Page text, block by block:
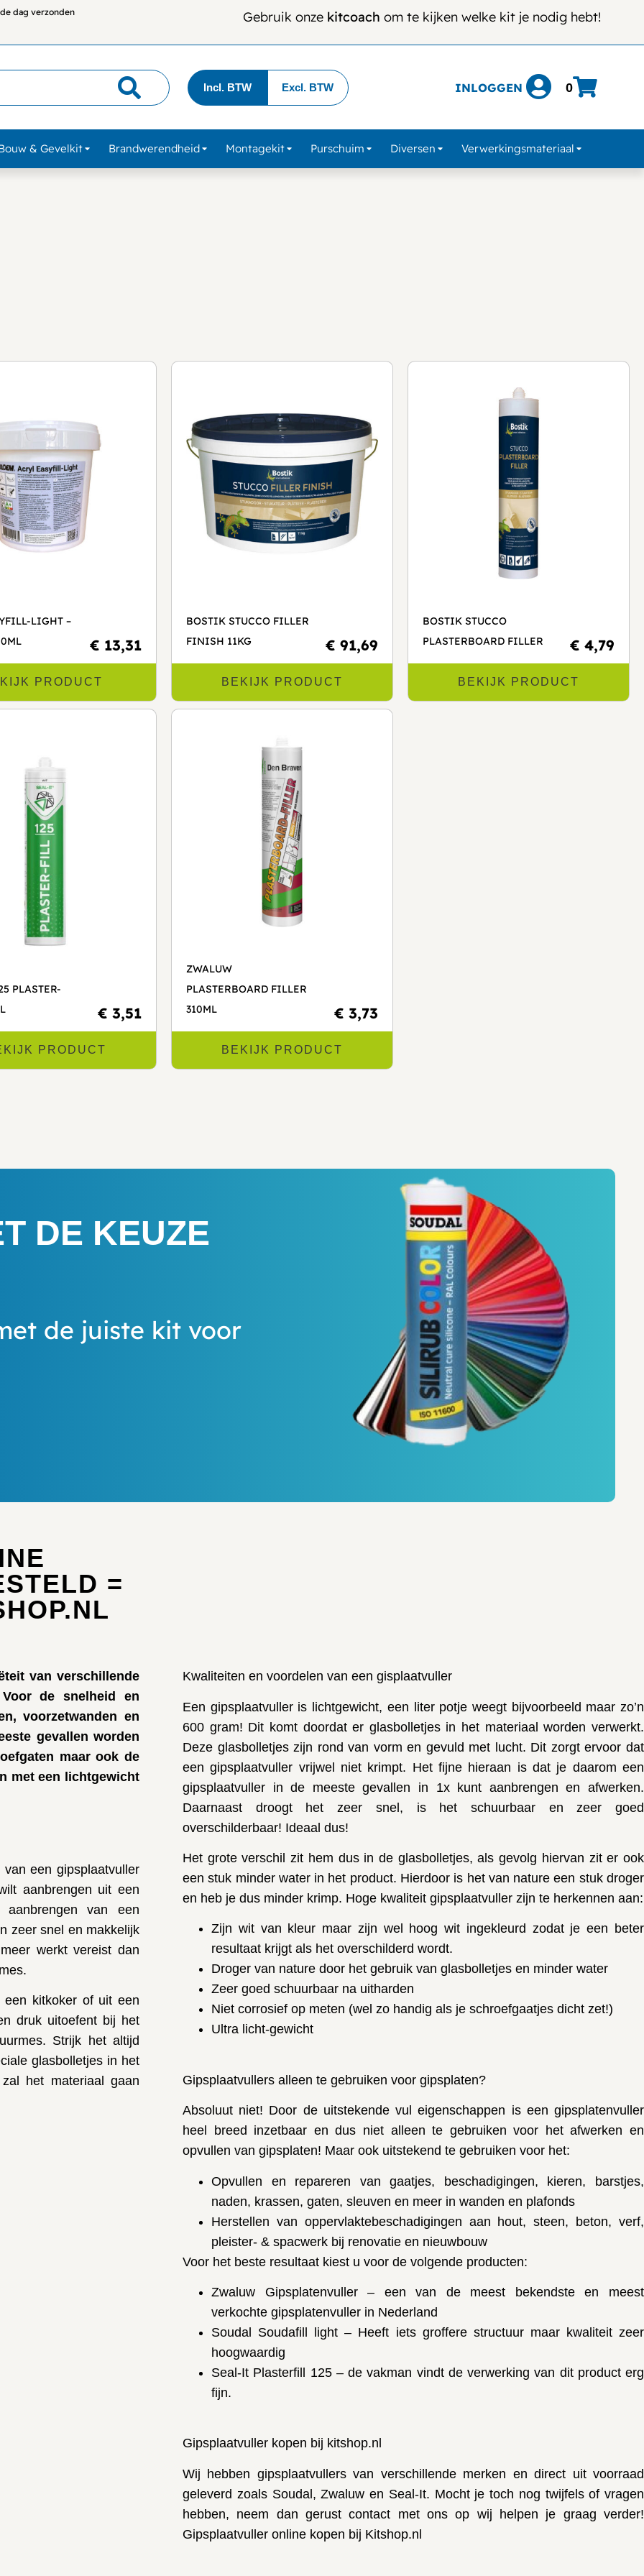
dag verzonden Gebruik onze kitcoach om te kijken welke kit je nodig hebt!
Incl. BTW Excl. BTW INLOGGEN 0
& Gevelkit Brandwerendheid Montagekit Purschuim Diversen Verwerkingsmateriaal
LIGHT –
€ 13,31
PRODUCT
BOSTIK STUCCO FILLER
FINISH 11KG
€ 91,69
BEKIJK PRODUCT
BOSTIK STUCCO
PLASTERBOARD FILLER
€ 4,79
BEKIJK PRODUCT
PLASTER-
€ 3,51
PRODUCT
ZWALUW
PLASTERBOARD FILLER
310ML
€ 3,73
BEKIJK PRODUCT
DE KEUZE
de juiste kit voor
=
van verschillende
de snelheid en
voorzetwanden en
gevallen worden
maar ook de
met een lichtgewicht
een gipsplaatvuller
aanbrengen uit een
van een
zeer snel en makkelijk
werkt vereist dan
een kitkoker of uit een
druk uitoefent bij het
Strijk het altijd
glasbolletjes in het
het materiaal gaan
Kwaliteiten en voordelen van een gisplaatvuller
Een gipsplaatvuller is lichtgewicht, een liter potje weegt bijvoorbeeld maar zo’n
600 gram! Dit komt doordat er glasbolletjes in het materiaal worden verwerkt.
Deze glasbolletjes zijn rond van vorm en gevuld met lucht. Dit zorgt ervoor dat
een gipsplaatvuller vrijwel niet krimpt. Het fijne hieraan is dat je daarom een
gipsplaatvuller in de meeste gevallen in 1x kunt aanbrengen en afwerken.
Daarnaast droogt het zeer snel, is het schuurbaar en zeer goed
overschilderbaar! Ideaal dus!
Het grote verschil zit hem dus in de glasbolletjes, als gevolg hiervan zit er ook
een stuk minder water in het product. Hierdoor is het van nature een stuk droger
en heb je dus minder krimp. Hoge kwaliteit gipsplaatvuller zijn te herkennen aan:
Zijn wit van kleur maar zijn wel hoog wit ingekleurd zodat je een beter
resultaat krijgt als het overschilderd wordt.
Droger van nature door het gebruik van glasbolletjes en minder water
Zeer goed schuurbaar na uitharden
Niet corrosief op meten (wel zo handig als je schroefgaatjes dicht zet!)
Ultra licht-gewicht
Gipsplaatvullers alleen te gebruiken voor gipsplaten?
Absoluut niet! Door de uitstekende vul eigenschappen is een gipsplatenvuller
heel breed inzetbaar en dus niet alleen te gebruiken voor het afwerken en
opvullen van gipsplaten! Maar ook uitstekend te gebruiken voor het:
Opvullen en repareren van gaatjes, beschadigingen, kieren, barstjes,
naden, krassen, gaten, sleuven en meer in wanden en plafonds
Herstellen van oppervlaktebeschadigingen aan hout, steen, beton, verf,
pleister- & spacwerk bij renovatie en nieuwbouw
Voor het beste resultaat kiest u voor de volgende producten:
Zwaluw Gipsplatenvuller – een van de meest bekendste en meest
verkochte gipsplatenvuller in Nederland
Soudal Soudafill light – Heeft iets groffere structuur maar kwaliteit zeer
hoogwaardig
Seal-It Plasterfill 125 – de vakman vindt de verwerking van dit product erg
fijn.
Gipsplaatvuller kopen bij kitshop.nl
Wij hebben gipsplaatvullers van verschillende merken en direct uit voorraad
geleverd zoals Soudal, Zwaluw en Seal-It. Mocht je toch nog twijfels of vragen
hebben, neem dan gerust contact met ons op wij helpen je graag verder!
Gipsplaatvuller online kopen bij Kitshop.nl